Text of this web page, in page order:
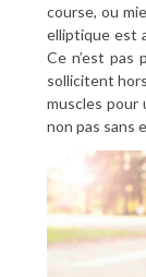
course, ou
elliptique est
Ce n’est pas
sollicitent
muscles pour
non pas sans